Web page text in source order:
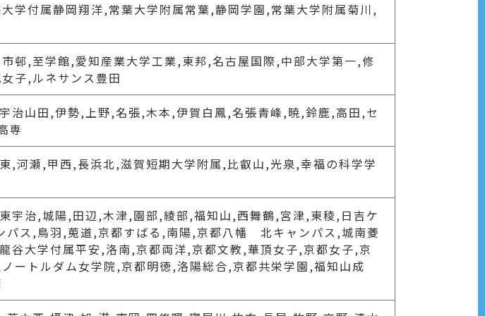
学付属静岡翔洋,常葉大学附属常葉,静岡学園,常葉大学附属菊川,
邨,至学館,愛知産業大学工業,東邦,名古屋国際,中部大学第一,修
子,ルネサンス豊田
治山田,伊勢,上野,名張,木本,伊賀白鳳,名張青峰,暁,鈴鹿,高田,セ
専
河瀬,甲西,長浜北,滋賀短期大学附属,比叡山,光泉,幸福の科学学
宇治,城陽,田辺,木津,園部,綾部,福知山,西舞鶴,宮津,東稜,日吉ケ
ス,鳥羽,莵道,京都すばる,南陽,京都八幡 北キャンパス,城南菱
大学付属平安,洛南,京都両洋,京都文教,華頂女子,京都女子,京
ートルダム女学院,京都明徳,洛陽総合,京都共栄学園,福知山成